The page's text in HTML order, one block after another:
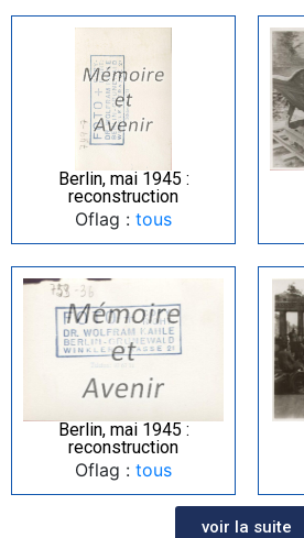
Berlin, mai 1945 :
reconstruction
Oflag : tous
Berlin, mai 1945 :
reconstruction
Oflag : tous
voir la suite